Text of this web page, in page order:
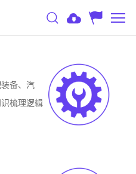
备、汽
梳理逻辑